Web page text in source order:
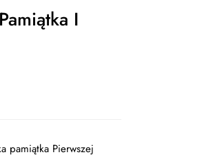
I
pamiątka Pierwszej